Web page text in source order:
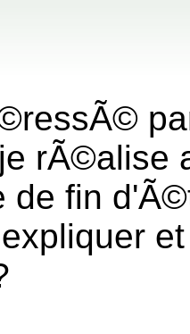
rÃ©alise
de fin